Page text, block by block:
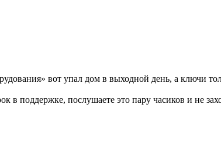
вот упал дом в выходной день, а
поддержке, послушаете это пару часиков и не